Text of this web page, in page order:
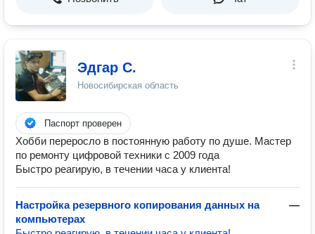
Эдгар С.
Новосибирская область
Паспорт проверен
Хобби переросло в постоянную работу по душе. Мастер
по ремонту цифровой техники с 2009 года
Быстро реагирую, в течении часа у клиента!
Настройка резервного копирования данных на
компьютерах
—